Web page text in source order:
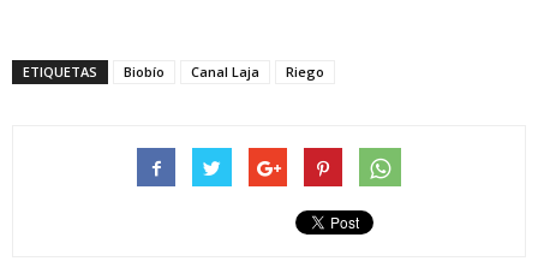
ETIQUETAS Biobío Canal Laja Riego